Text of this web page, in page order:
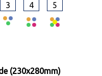
3 4 5
(230x280mm)